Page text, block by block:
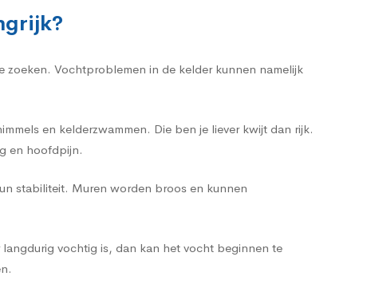
Vochtproblemen in de kelder kunnen namelijk
en kelderzwammen. Die ben je liever kwijt dan rijk.
en hoofdpijn.
stabiliteit. Muren worden broos en kunnen
vochtig is, dan kan het vocht beginnen te